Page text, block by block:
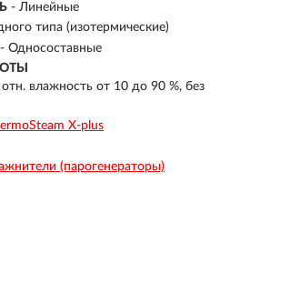
- Линейные
типа (изотермические)
- Односоставные
влажность от 10 до 90 %, без
X-plus
(парогенераторы)